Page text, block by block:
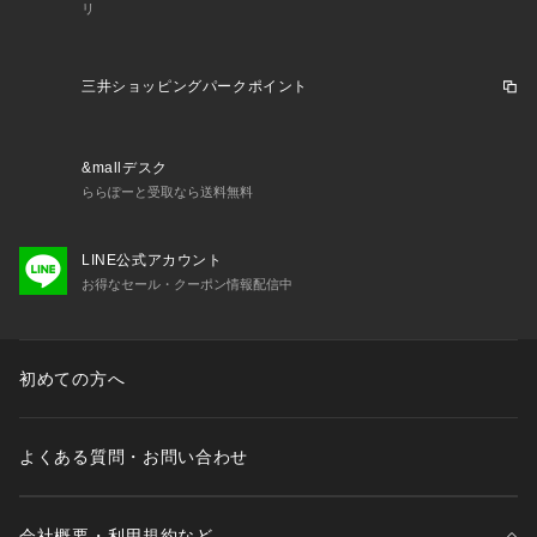
リ
三井ショッピングパークポイント
&mallデスク
ららぽーと受取なら送料無料
LINE公式アカウント
お得なセール・クーポン情報配信中
初めての方へ
よくある質問・お問い合わせ